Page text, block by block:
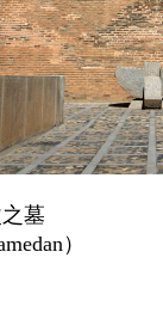
墓
）